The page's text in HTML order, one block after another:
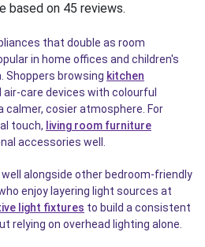
based on 45 reviews.
that double as room
in home offices and children's
Shoppers browsing kitchen
care devices with colourful
cosier atmosphere. For
touch, living room furniture
accessories well.
alongside other bedroom-friendly
enjoy layering light sources at
light fixtures to build a consistent
relying on overhead lighting alone.